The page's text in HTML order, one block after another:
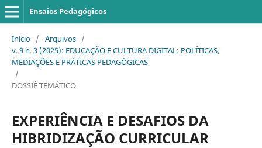
Ensaios Pedagógicos
Início / Arquivos /
v. 9 n. 3 (2025): EDUCAÇÃO E CULTURA DIGITAL: POLÍTICAS,
MEDIAÇÕES E PRÁTICAS PEDAGÓGICAS
/
DOSSIÊ TEMÁTICO
EXPERIÊNCIA E DESAFIOS DA
HIBRIDIZAÇÃO CURRICULAR